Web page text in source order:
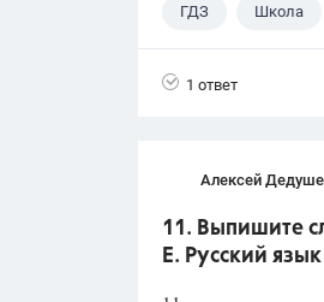
ГДЗ Школа
1 ответ
Алексей
11. Выпишите
Е. Русский